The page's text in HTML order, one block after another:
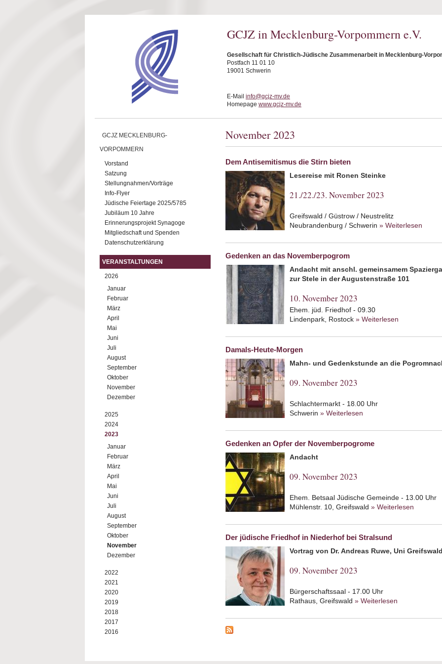
GCJZ in Mecklenburg-Vorpommern e.V.
Gesellschaft für Christlich-Jüdische Zusammenarbeit in Mecklenburg-
Postfach 11 01 10
19001 Schwerin
E-Mail info@gcjz-mv.de
Homepage www.gcjz-mv.de
GCJZ MECKLENBURG-
VORPOMMERN
Vorstand
Satzung
Stellungnahmen/Vorträge
Info-Flyer
Jüdische Feiertage 2025/5785
Jubiläum 10 Jahre
Erinnerungsprojekt Synagoge
Mitgliedschaft und Spenden
Datenschutzerklärung
VERANSTALTUNGEN
2026
Januar
Februar
März
April
Mai
Juni
Juli
August
September
Oktober
November
Dezember
2025
2024
2023
Januar
Februar
März
April
Mai
Juni
Juli
August
September
Oktober
November
Dezember
2022
2021
2020
2019
2018
2017
2016
November 2023
Dem Antisemitismus die Stirn bieten
Lesereise mit Ronen Steinke
21./22./23. November 2023
Greifswald / Güstrow / Neustrelitz
Neubrandenburg / Schwerin » Weiterlesen
Gedenken an das Novemberpogrom
Andacht mit anschl. gemeinsamem
zur Stele in der Augustenstraße 101
10. November 2023
Ehem. jüd. Friedhof - 09.30
Lindenpark, Rostock » Weiterlesen
Damals-Heute-Morgen
Mahn- und Gedenkstunde an die
09. November 2023
Schlachtermarkt - 18.00 Uhr
Schwerin » Weiterlesen
Gedenken an Opfer der Novemberpogrome
Andacht
09. November 2023
Ehem. Betsaal Jüdische Gemeinde - 13.00 Uhr
Mühlenstr. 10, Greifswald » Weiterlesen
Der jüdische Friedhof in Niederhof bei Stralsund
Vortrag von Dr. Andreas Ruwe, Uni Greifswald
09. November 2023
Bürgerschaftssaal - 17.00 Uhr
Rathaus, Greifswald » Weiterlesen